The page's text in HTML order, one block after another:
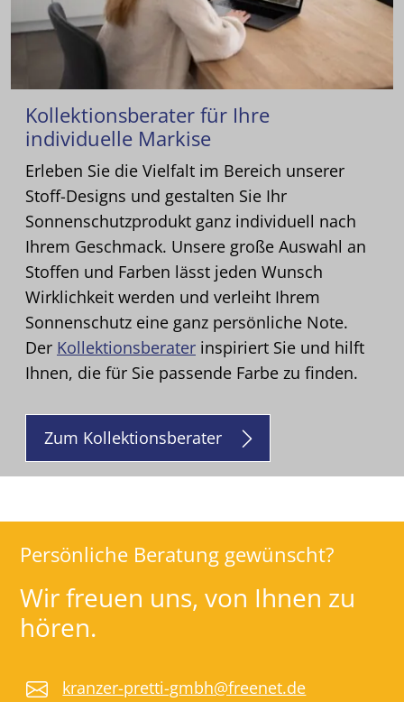
Kollektionsberater für Ihre
individuelle Markise
Erleben Sie die Vielfalt im Bereich unserer
Stoff-Designs und gestalten Sie Ihr
Sonnenschutzprodukt ganz individuell nach
Ihrem Geschmack. Unsere große Auswahl an
Stoffen und Farben lässt jeden Wunsch
Wirklichkeit werden und verleiht Ihrem
Sonnenschutz eine ganz persönliche Note.
Der Kollektionsberater inspiriert Sie und hilft
Ihnen, die für Sie passende Farbe zu finden.
Zum Kollektionsberater
Persönliche Beratung gewünscht?
Wir freuen uns, von Ihnen zu
hören.
kranzer-pretti-gmbh@freenet.de